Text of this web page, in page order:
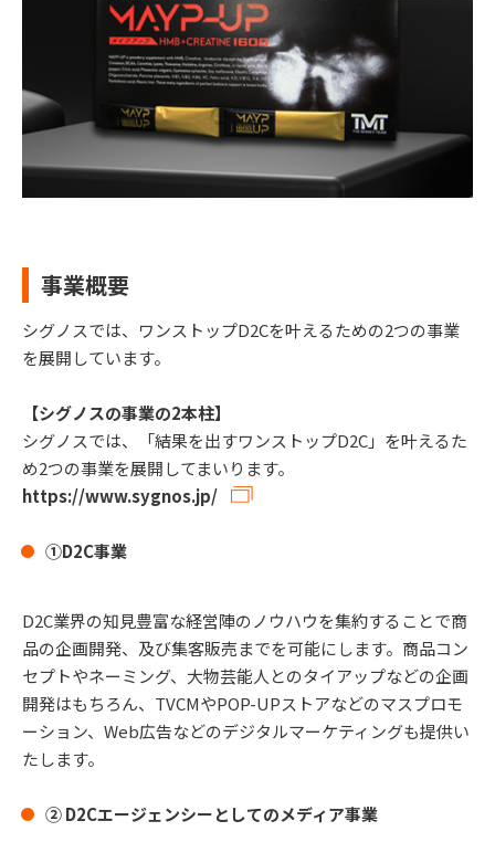
事業概要
シグノスでは、ワンストップD2Cを叶えるための2つの事業
を展開しています。
【シグノスの事業の2本柱】
シグノスでは、「結果を出すワンストップD2C」を叶えるた
め2つの事業を展開してまいります。
https://www.sygnos.jp/
①D2C事業
D2C業界の知見豊富な経営陣のノウハウを集約することで商
品の企画開発、及び集客販売までを可能にします。商品コン
セプトやネーミング、大物芸能人とのタイアップなどの企画
開発はもちろん、TVCMやPOP-UPストアなどのマスプロモ
ーション、Web広告などのデジタルマーケティングも提供い
たします。
② D2Cエージェンシーとしてのメディア事業